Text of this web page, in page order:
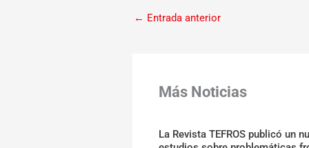
← Entrada anterior
Más Noticias
La Revista TEFROS publicó un